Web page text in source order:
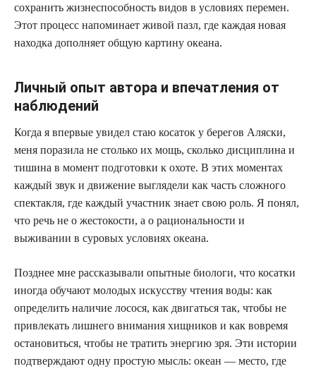
сохранить жизнеспособность видов в условиях перемен.
Этот процесс напоминает живой пазл, где каждая новая
находка дополняет общую картину океана.
Личный опыт автора и впечатления от
наблюдений
Когда я впервые увидел стаю косаток у берегов Аляски,
меня поразила не столько их мощь, сколько дисциплина и
тишина в момент подготовки к охоте. В этих моментах
каждый звук и движение выглядели как часть сложного
спектакля, где каждый участник знает свою роль. Я понял,
что речь не о жестокости, а о рациональности и
выживании в суровых условиях океана.
Позднее мне рассказывали опытные биологи, что косатки
иногда обучают молодых искусству чтения воды: как
определить наличие лосося, как двигаться так, чтобы не
привлекать лишнего внимания хищников и как вовремя
остановиться, чтобы не тратить энергию зря. Эти истории
подтверждают одну простую мысль: океан — место, где